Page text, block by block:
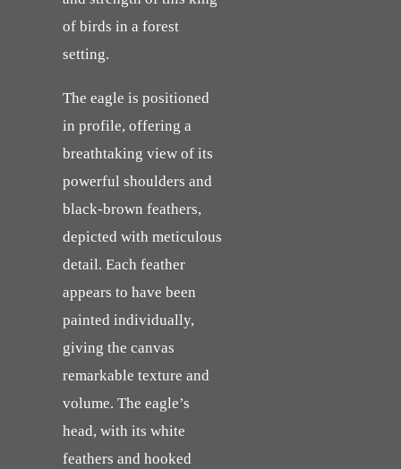
of birds in a forest
setting.
The eagle is positioned
in profile, offering a
breathtaking view of its
powerful shoulders and
black-brown feathers,
depicted with meticulous
detail. Each feather
appears to have been
painted individually,
giving the canvas
remarkable texture and
volume. The eagle’s
head, with its white
feathers and hooked